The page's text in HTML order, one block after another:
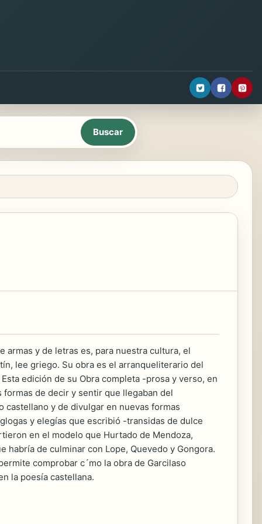
y de letras es, para nuestra cultura, el
lee griego. Su obra es el arranqueliterario del
edición de su Obra completa -prosa y verso, en
de decir y sentir que llegaban del
castellano y de divulgar en nuevas formas
y elegías que escribió -transidas de dulce
en el modelo que Hurtado de Mendoza,
de culminar con Lope, Quevedo y Gongora.
comprobar c´mo la obra de Garcilaso
la poesía castellana.